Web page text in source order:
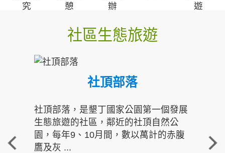
究
憩
辦
遊
社區生態旅遊
社頂部落
社頂部落，是墾丁國家公園第一個發展
生態旅遊的社區，鄰近的社頂自然公
園，每年9、10月間，數以萬計的赤腹
鷹及灰 ...
重
走進